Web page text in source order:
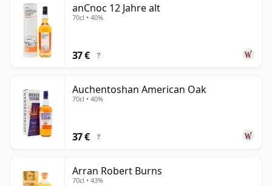
anCnoc 12 Jahre alt
70cl • 40%
37 € ?
Auchentoshan American Oak
70cl • 40%
37 € ?
Arran Robert Burns
70cl • 43%